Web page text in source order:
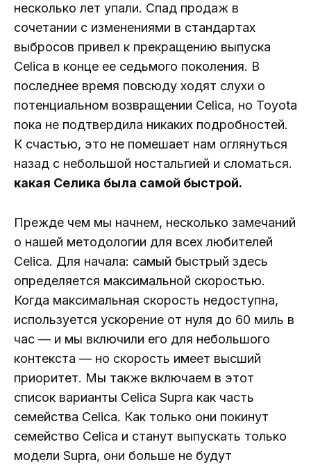
несколько лет упали. Спад продаж в
сочетании с изменениями в стандартах
выбросов привел к прекращению выпуска
Celica в конце ее седьмого поколения. В
последнее время повсюду ходят слухи о
потенциальном возвращении Celica, но Toyota
пока не подтвердила никаких подробностей.
К счастью, это не помешает нам оглянуться
назад с небольшой ностальгией и сломаться.
какая Селика была самой быстрой.
Прежде чем мы начнем, несколько замечаний
о нашей методологии для всех любителей
Celica. Для начала: самый быстрый здесь
определяется максимальной скоростью.
Когда максимальная скорость недоступна,
используется ускорение от нуля до 60 миль в
час — и мы включили его для небольшого
контекста — но скорость имеет высший
приоритет. Мы также включаем в этот
список варианты Celica Supra как часть
семейства Celica. Как только они покинут
семейство Celica и станут выпускать только
модели Supra, они больше не будут